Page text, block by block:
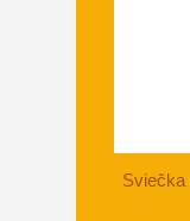
Sviečka